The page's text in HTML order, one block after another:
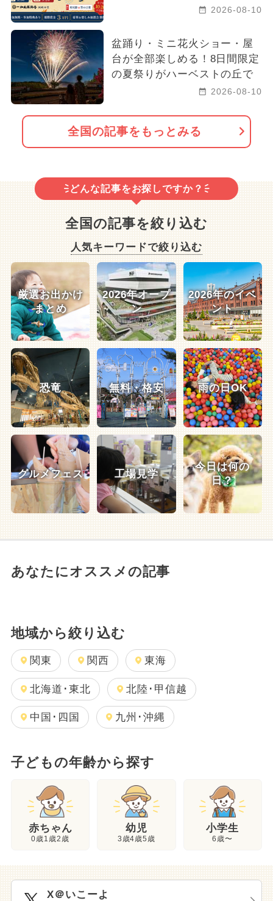
2026-08-10
盆踊り・ミニ花火ショー・屋
台が全部楽しめる！8日間限定
の夏祭りがハーベストの丘で
2026-08-10
全国の記事をもっとみる
どんな記事をお探しですか？
全国の記事を絞り込む
人気キーワードで絞り込む
厳選お出かけ
まとめ
2026年オープ
ン
2026年のイベ
ント
恐竜 無料・格安 雨の日OK
グルメフェス 工場見学
今日は何の
日？
あなたにオススメの記事
地域から絞り込む
関東 関西 東海
北海道･東北 北陸･甲信越
中国･四国 九州･沖縄
子どもの年齢から探す
赤ちゃん
0歳1歳2歳
幼児
3歳4歳5歳
小学生
6歳〜
X＠いこーよ